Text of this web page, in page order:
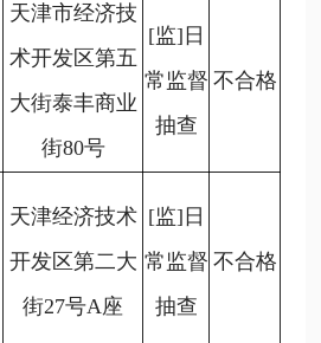
天津市经济技
术开发区第五
大街泰丰商业
街80号
[监]日
常监督
抽查
不合格
天津经济技术
开发区第二大
街27号A座
[监]日
常监督
抽查
不合格